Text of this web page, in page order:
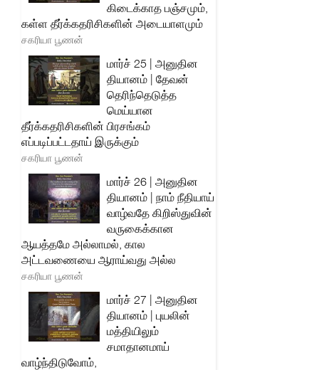
கிடைக்காத பஞ்சமும்,
கள்ள தீர்க்கதரிசிகளின் அடையாளமும்
சகரியா பூணன்
மார்ச் 25 | அனுதின
தியானம் | தேவன்
தெரிந்தெடுத்த
மெய்யான
தீர்க்கதரிசிகளின் பிரசங்கம்
எப்படிப்பட்டதாய் இருக்கும்
சகரியா பூணன்
மார்ச் 26 | அனுதின
தியானம் | நாம் நீதியாய்
வாழ்வதே கிறிஸ்துவின்
வருகைக்கான
ஆயத்தமே அல்லாமல், கால
அட்டவணையை ஆராய்வது அல்ல
சகரியா பூணன்
மார்ச் 27 | அனுதின
தியானம் | புயலின்
மத்தியிலும்
சமாதானமாய்
வாழ்ந்திடுவோம்,